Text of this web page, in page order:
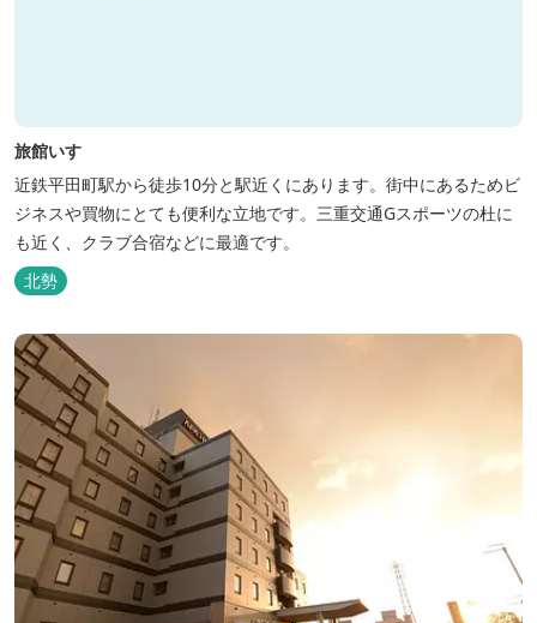
旅館いすゞ
近鉄平田町駅から徒歩10分と駅近くにあります。街中にあるためビ
ジネスや買物にとても便利な立地です。三重交通Gスポーツの杜に
も近く、クラブ合宿などに最適です。
北勢